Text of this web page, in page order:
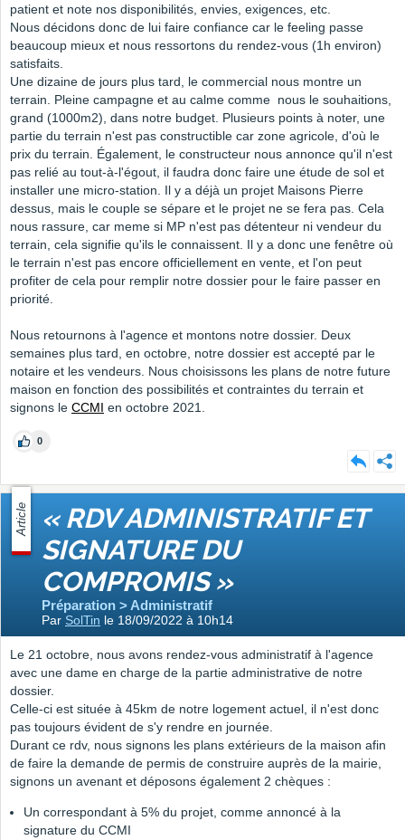
patient et note nos disponibilités, envies, exigences, etc.
Nous décidons donc de lui faire confiance car le feeling passe
beaucoup mieux et nous ressortons du rendez-vous (1h environ)
satisfaits.
Une dizaine de jours plus tard, le commercial nous montre un
terrain. Pleine campagne et au calme comme nous le souhaitions,
grand (1000m2), dans notre budget. Plusieurs points à noter, une
partie du terrain n'est pas constructible car zone agricole, d'où le
prix du terrain. Également, le constructeur nous annonce qu'il n'est
pas relié au tout-à-l'égout, il faudra donc faire une étude de sol et
installer une micro-station. Il y a déjà un projet Maisons Pierre
dessus, mais le couple se sépare et le projet ne se fera pas. Cela
nous rassure, car meme si MP n'est pas détenteur ni vendeur du
terrain, cela signifie qu'ils le connaissent. Il y a donc une fenêtre où
le terrain n'est pas encore officiellement en vente, et l'on peut
profiter de cela pour remplir notre dossier pour le faire passer en
priorité.
Nous retournons à l'agence et montons notre dossier. Deux
semaines plus tard, en octobre, notre dossier est accepté par le
notaire et les vendeurs. Nous choisissons les plans de notre future
maison en fonction des possibilités et contraintes du terrain et
signons le CCMI en octobre 2021.
0
Article « RDV ADMINISTRATIF ET
SIGNATURE DU
COMPROMIS »
Préparation > Administratif
Par SolTin le 18/09/2022 à 10h14
Le 21 octobre, nous avons rendez-vous administratif à l'agence
avec une dame en charge de la partie administrative de notre
dossier.
Celle-ci est située à 45km de notre logement actuel, il n'est donc
pas toujours évident de s'y rendre en journée.
Durant ce rdv, nous signons les plans extérieurs de la maison afin
de faire la demande de permis de construire auprès de la mairie,
signons un avenant et déposons également 2 chèques :
Un correspondant à 5% du projet, comme annoncé à la
signature du CCMI